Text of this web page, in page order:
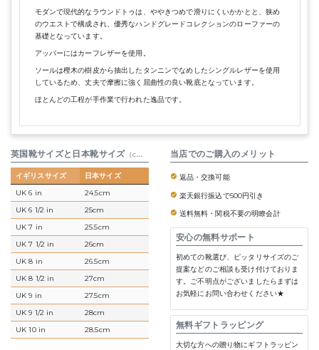
モダンで現代的なラウンドトゥは、ややきつめで滑りにくいかかとと、狭め
のウエストで構成され、優秀なハンドグレードコレクションのローファーの
基礎となっています。
アッパーにはカーフレザーを使用。
ソールは樫木の樹皮から抽出したタンニンでなめしたシングルレザーを使用
しているため、丈夫で摩擦に強く屈曲性の良い靴底となっています。
ほとんどの工程が手作業で行われた逸品です。
英国靴サイズと日本靴サイズ （cm） 参考表
イギリスサイズ 日本サイズ
UK 6 in 24.5cm
UK 6 1/2 in 25cm
UK 7 in 25.5cm
UK 7 1/2 in 26cm
UK 8 in 26.5cm
UK 8 1/2 in 27cm
UK 9 in 27.5cm
UK 9 1/2 in 28cm
UK 10 in 28.5cm
当店でのご購入のメリット
返品・交換可能
楽天銀行振込で500円引き
送料無料・関税不要の明瞭会計
安心の無料サポート
初めての靴選び、ピッタリサイズのご
提案などのご相談も受け付けておりま
す。ご不明点がございましたらまずは
お気軽にお問い合わせください★
無料ギフトラッピング
大切な方への贈り物にギフトラッピン